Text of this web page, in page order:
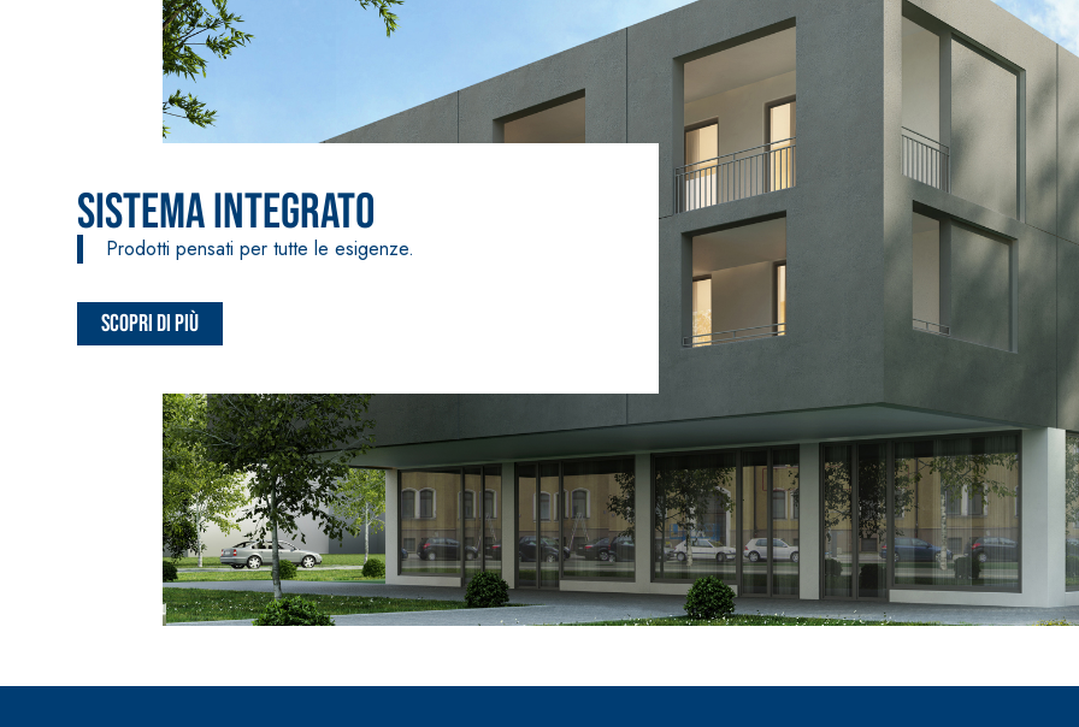
Sistema Integrato
Prodotti pensati per tutte le esigenze.
Scopri di più
Sistema INTONACATURA E COSTRUZIONE PRODOTTI A BASE CALCE AEREA
Intonaco di fondo bianco fibrorinforzato a base di calce aerea, per
interni ed esterni
Sistema GYPSOTECH
GYPSOTECH®
Lastra in cartongesso